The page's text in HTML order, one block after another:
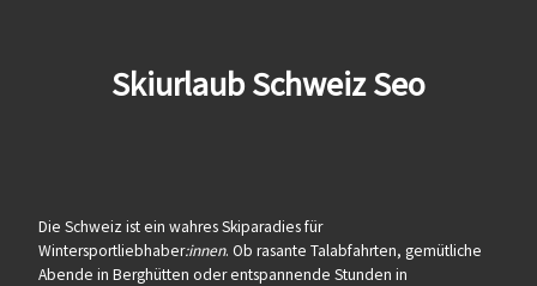
Skiurlaub Schweiz Seo
Die Schweiz ist ein wahres Skiparadies für
Wintersportliebhaber:innen. Ob rasante Talabfahrten, gemütliche
Abende in Berghütten oder entspannende Stunden in